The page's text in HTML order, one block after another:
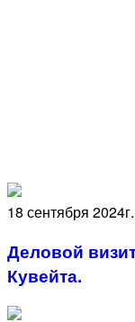
18 сентября 2024г.
Деловой
Кувейта.